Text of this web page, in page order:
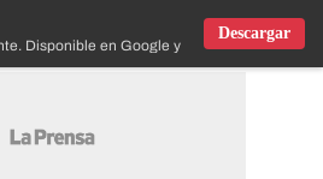
Disponible en Google y IOS
Descargar